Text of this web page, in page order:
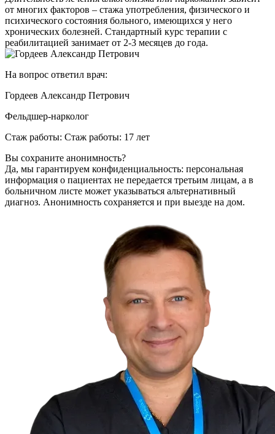
от многих факторов – стажа употребления, физического и
психического состояния больного, имеющихся у него
хронических болезней. Стандартный курс терапии с
реабилитацией занимает от 2-3 месяцев до года.
На вопрос ответил врач:
Гордеев Александр Петрович
Фельдшер-нарколог
Стаж работы: Стаж работы: 17 лет
Вы сохраните анонимность?
Да, мы гарантируем конфиденциальность: персональная
информация о пациентах не передается третьим лицам, а в
больничном листе может указываться альтернативный
диагноз. Анонимность сохраняется и при выезде на дом.